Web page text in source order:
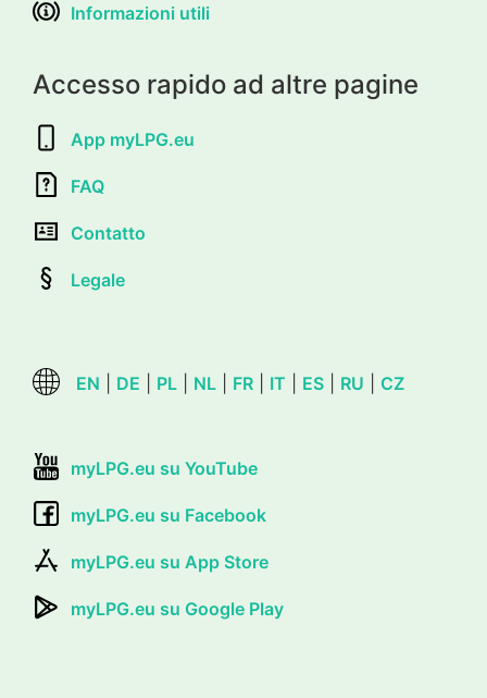
Informazioni utili
Accesso rapido ad altre pagine
App myLPG.eu
FAQ
Contatto
Legale
EN DE PL NL FR IT ES RU CZ
myLPG.eu su YouTube
myLPG.eu su Facebook
myLPG.eu su App Store
myLPG.eu su Google Play